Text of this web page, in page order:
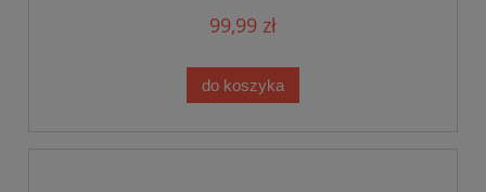
99,99 zł
do koszyka